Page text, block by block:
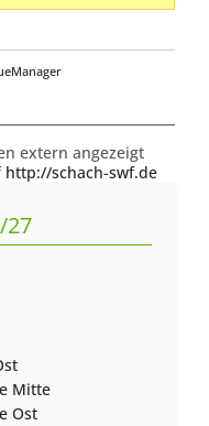
extern angezeigt
http://schach-swf.de
27
Mitte
Ost